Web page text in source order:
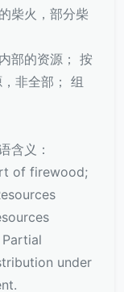
柴火，部分柴
部的资源； 按
非全部； 组
含义：
of firewood;
under